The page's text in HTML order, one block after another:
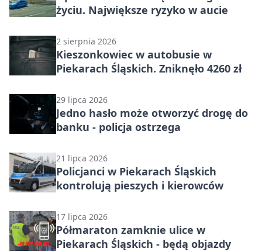
życiu. Największe ryzyko w aucie
2 sierpnia 2026
Kieszonkowiec w autobusie w
Piekarach Śląskich. Zniknęło 4260 zł
29 lipca 2026
Jedno hasło może otworzyć drogę do
banku - policja ostrzega
21 lipca 2026
Policjanci w Piekarach Śląskich
kontrolują pieszych i kierowców
17 lipca 2026
Półmaraton zamknie ulice w
Piekarach Śląskich - będą objazdy